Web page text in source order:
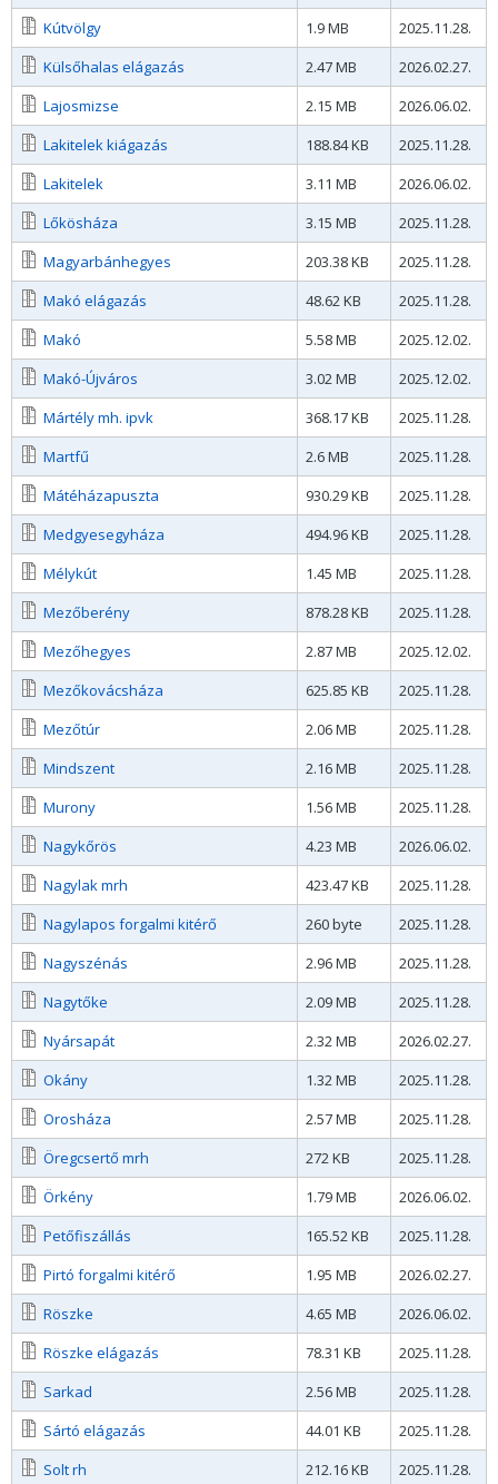
Kútvölgy
1.9 MB
2025.11.28.
Külsőhalas elágazás
2.47 MB
2026.02.27.
Lajosmizse
2.15 MB
2026.06.02.
Lakitelek kiágazás
188.84 KB
2025.11.28.
Lakitelek
3.11 MB
2026.06.02.
Lőkösháza
3.15 MB
2025.11.28.
Magyarbánhegyes
203.38 KB
2025.11.28.
Makó elágazás
48.62 KB
2025.11.28.
Makó
5.58 MB
2025.12.02.
Makó-Újváros
3.02 MB
2025.12.02.
Mártély mh. ipvk
368.17 KB
2025.11.28.
Martfű
2.6 MB
2025.11.28.
Mátéházapuszta
930.29 KB
2025.11.28.
Medgyesegyháza
494.96 KB
2025.11.28.
Mélykút
1.45 MB
2025.11.28.
Mezőberény
878.28 KB
2025.11.28.
Mezőhegyes
2.87 MB
2025.12.02.
Mezőkovácsháza
625.85 KB
2025.11.28.
Mezőtúr
2.06 MB
2025.11.28.
Mindszent
2.16 MB
2025.11.28.
Murony
1.56 MB
2025.11.28.
Nagykőrös
4.23 MB
2026.06.02.
Nagylak mrh
423.47 KB
2025.11.28.
Nagylapos forgalmi kitérő
260 byte
2025.11.28.
Nagyszénás
2.96 MB
2025.11.28.
Nagytőke
2.09 MB
2025.11.28.
Nyársapát
2.32 MB
2026.02.27.
Okány
1.32 MB
2025.11.28.
Orosháza
2.57 MB
2025.11.28.
Öregcsertő mrh
272 KB
2025.11.28.
Örkény
1.79 MB
2026.06.02.
Petőfiszállás
165.52 KB
2025.11.28.
Pirtó forgalmi kitérő
1.95 MB
2026.02.27.
Röszke
4.65 MB
2026.06.02.
Röszke elágazás
78.31 KB
2025.11.28.
Sarkad
2.56 MB
2025.11.28.
Sártó elágazás
44.01 KB
2025.11.28.
Solt rh
212.16 KB 2025.11.28.